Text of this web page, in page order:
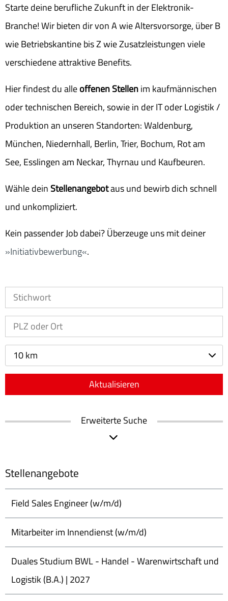
Starte deine berufliche Zukunft in der Elektronik-
Branche! Wir bieten dir von A wie Altersvorsorge, über B
wie Betriebskantine bis Z wie Zusatzleistungen viele
verschiedene attraktive Benefits.
Hier findest du alleoffenen Stellenim kaufmännischen
oder technischen Bereich, sowie in der IT oder Logistik /
Produktion an unseren Standorten: Waldenburg,
München, Niedernhall, Berlin, Trier, Bochum, Rot am
See, Esslingen am Neckar, Thyrnau und Kaufbeuren.
Wähle deinStellenangebotaus und bewirb dich schnell
und unkompliziert.
Kein passender Job dabei? Überzeuge uns mit deiner
Initiativbewerbung .
10 km
Aktualisieren
Erweiterte Suche
Stellenangebote
Field Sales Engineer (w/m/d)
Mitarbeiter im Innendienst (w/m/d)
Duales Studium BWL - Handel - Warenwirtschaft und
Logistik (B.A.) | 2027